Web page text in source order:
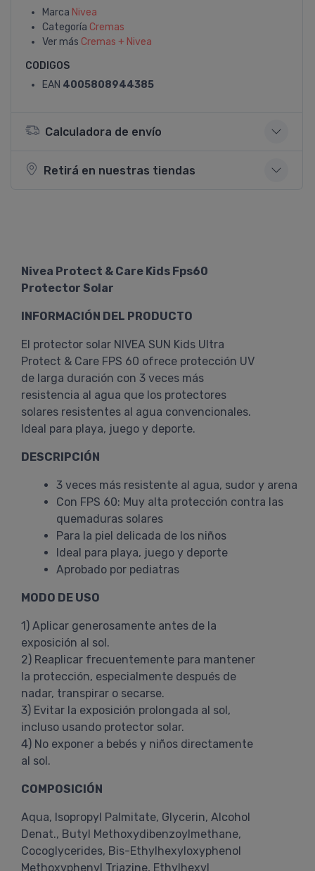
Marca Nivea
Categoría Cremas
Ver más Cremas + Nivea
CODIGOS
EAN 4005808944385
Calculadora de envío
Retirá en nuestras tiendas
Nivea Protect & Care Kids Fps60
Protector Solar
INFORMACIÓN DEL PRODUCTO
El protector solar NIVEA SUN Kids Ultra
Protect & Care FPS 60 ofrece protección UV
de larga duración con 3 veces más
resistencia al agua que los protectores
solares resistentes al agua convencionales.
Ideal para playa, juego y deporte.
DESCRIPCIÓN
3 veces más resistente al agua, sudor y arena
Con FPS 60: Muy alta protección contra las
quemaduras solares
Para la piel delicada de los niños
Ideal para playa, juego y deporte
Aprobado por pediatras
MODO DE USO
1) Aplicar generosamente antes de la
exposición al sol.
2) Reaplicar frecuentemente para mantener
la protección, especialmente después de
nadar, transpirar o secarse.
3) Evitar la exposición prolongada al sol,
incluso usando protector solar.
4) No exponer a bebés y niños directamente
al sol.
COMPOSICIÓN
Aqua, Isopropyl Palmitate, Glycerin, Alcohol
Denat., Butyl Methoxydibenzoylmethane,
Cocoglycerides, Bis-Ethylhexyloxyphenol
Methoxyphenyl Triazine, Ethylhexyl